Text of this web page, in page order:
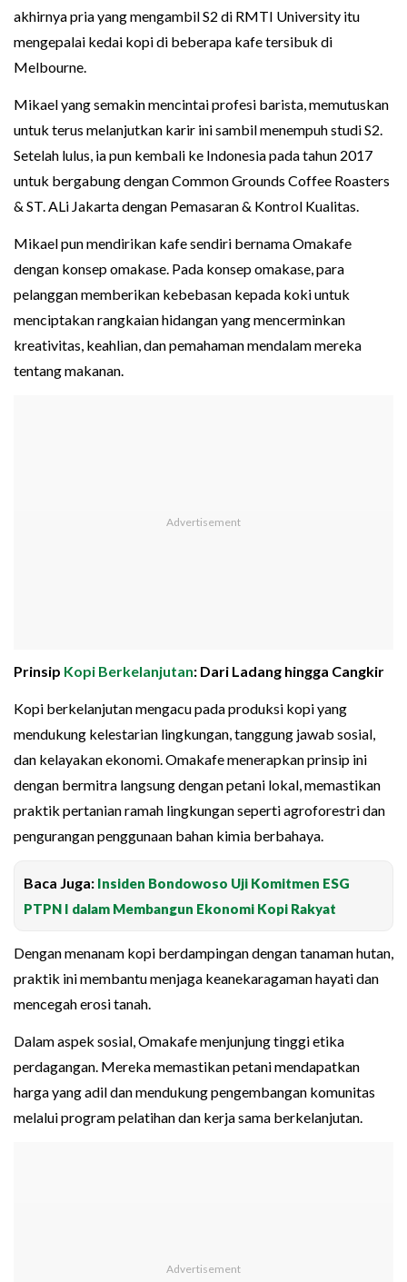
akhirnya pria yang mengambil S2 di RMTI University itu
mengepalai kedai kopi di beberapa kafe tersibuk di
Melbourne.
Mikael yang semakin mencintai profesi barista, memutuskan
untuk terus melanjutkan karir ini sambil menempuh studi S2.
Setelah lulus, ia pun kembali ke Indonesia pada tahun 2017
untuk bergabung dengan Common Grounds Coffee Roasters
& ST. ALi Jakarta dengan Pemasaran & Kontrol Kualitas.
Mikael pun mendirikan kafe sendiri bernama Omakafe
dengan konsep omakase. Pada konsep omakase, para
pelanggan memberikan kebebasan kepada koki untuk
menciptakan rangkaian hidangan yang mencerminkan
kreativitas, keahlian, dan pemahaman mendalam mereka
tentang makanan.
Prinsip Kopi Berkelanjutan: Dari Ladang hingga Cangkir
Kopi berkelanjutan mengacu pada produksi kopi yang
mendukung kelestarian lingkungan, tanggung jawab sosial,
dan kelayakan ekonomi. Omakafe menerapkan prinsip ini
dengan bermitra langsung dengan petani lokal, memastikan
praktik pertanian ramah lingkungan seperti agroforestri dan
pengurangan penggunaan bahan kimia berbahaya.
Baca Juga: Insiden Bondowoso Uji Komitmen ESG
PTPN I dalam Membangun Ekonomi Kopi Rakyat
Dengan menanam kopi berdampingan dengan tanaman hutan,
praktik ini membantu menjaga keanekaragaman hayati dan
mencegah erosi tanah.
Dalam aspek sosial, Omakafe menjunjung tinggi etika
perdagangan. Mereka memastikan petani mendapatkan
harga yang adil dan mendukung pengembangan komunitas
melalui program pelatihan dan kerja sama berkelanjutan.